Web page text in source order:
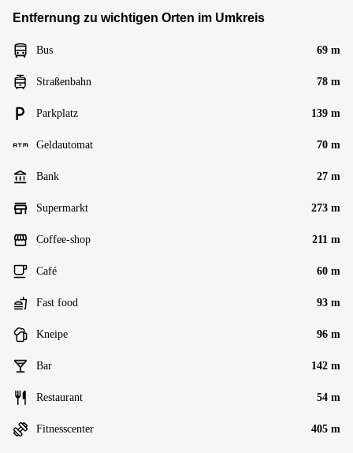
Entfernung zu wichtigen Orten im Umkreis
Bus 69 m
Straßenbahn 78 m
Parkplatz 139 m
Geldautomat 70 m
Bank 27 m
Supermarkt 273 m
Coffee-shop 211 m
Café 60 m
Fast food 93 m
Kneipe 96 m
Bar 142 m
Restaurant 54 m
Fitnesscenter 405 m